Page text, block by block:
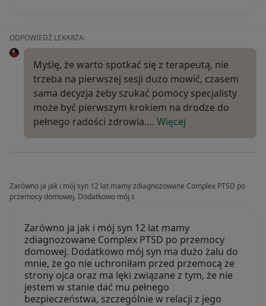
ODPOWIEDŹ LEKARZA:
Myślę, że warto spotkać się z terapeutą, nie
trzeba na pierwszej sesji duzo mowić, czasem
sama decyzja żeby szukać pomocy specjalisty
może być pierwszym krokiem na drodze do
pełnego radości zdrowia.… Więcej
Zarówno ja jak i mój syn 12 lat mamy zdiagnozowane Complex PTSD po
przemocy domowej. Dodatkowo mój s
Zarówno ja jak i mój syn 12 lat mamy
zdiagnozowane Complex PTSD po przemocy
domowej. Dodatkowo mój syn ma dużo żalu do
mnie, że go nie uchroniłam przed przemocą ze
strony ojca oraz ma lęki związane z tym, że nie
jestem w stanie dać mu pełnego
bezpieczeństwa, szczególnie w relacji z jego